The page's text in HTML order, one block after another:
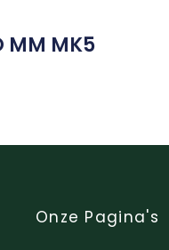
MM MK5
Onze Pagina's